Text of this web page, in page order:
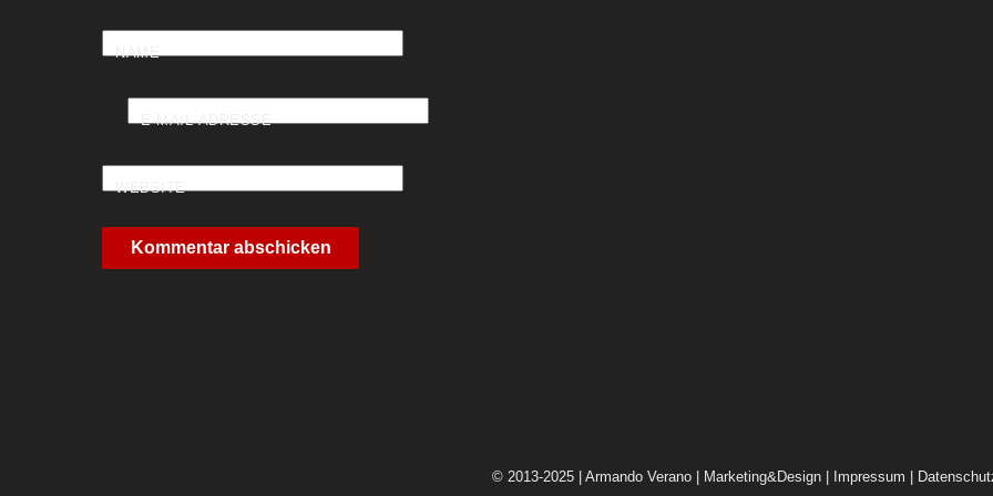
NAME
E-MAIL-ADRESSE
WEBSITE
© 2013-2025 | Armando Verano | Marketing&Design | Impressum